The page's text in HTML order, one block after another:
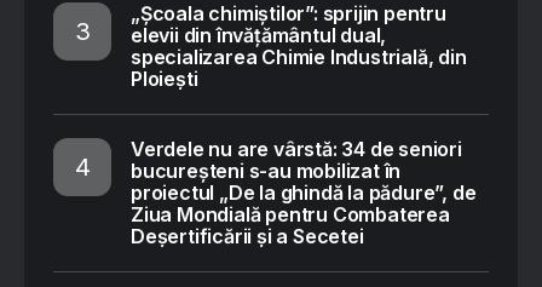
„Școala chimiștilor”: sprijin pentru
elevii din învățământul dual,
specializarea Chimie Industrială, din
Ploiești
Verdele nu are vârstă: 34 de seniori
bucureșteni s-au mobilizat în
proiectul „De la ghindă la pădure”, de
Ziua Mondială pentru Combaterea
Deșertificării și a Secetei